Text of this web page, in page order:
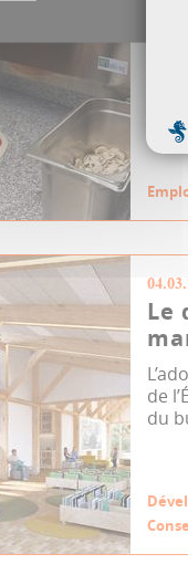
Le
de
du